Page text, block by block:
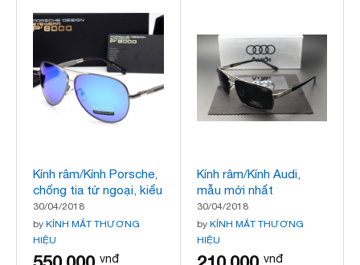
Kính râm/Kính Porsche,
chống tia tử ngoại, kiểu
dáng thời trang, thời
trang
30/04/2018
by KÍNH MẮT THƯƠNG
HIỆU
vnđ
Kính râm/Kính Audi,
mẫu mới nhất
30/04/2018
by KÍNH MẮT THƯƠNG
HIỆU
vnđ